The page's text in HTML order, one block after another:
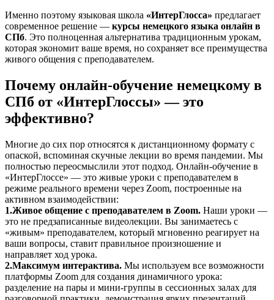
Именно поэтому языковая школа «ИнтерГлосса» предлагает
современное решение — курсы немецкого языка онлайн в
СПб. Это полноценная альтернатива традиционным урокам,
которая экономит ваше время, но сохраняет все преимущества
живого общения с преподавателем.
Почему онлайн-обучение немецкому в
СПб от «ИнтерГлоссы» — это
эффективно?
Многие до сих пор относятся к дистанционному формату с
опаской, вспоминая скучные лекции во время пандемии. Мы
полностью переосмыслили этот подход. Онлайн-обучение в
«ИнтерГлоссе» — это живые уроки с преподавателем в
режиме реального времени через Zoom, построенные на
активном взаимодействии:
1.Живое общение с преподавателем в Zoom. Наши уроки —
это не предзаписанные видеолекции. Вы занимаетесь с
«живым» преподавателем, который мгновенно реагирует на
ваши вопросы, ставит правильное произношение и
направляет ход урока.
2.Максимум интерактива. Мы используем все возможности
платформы Zoom для создания динамичного урока:
разделение на пары и мини-группы в сессионных залах для